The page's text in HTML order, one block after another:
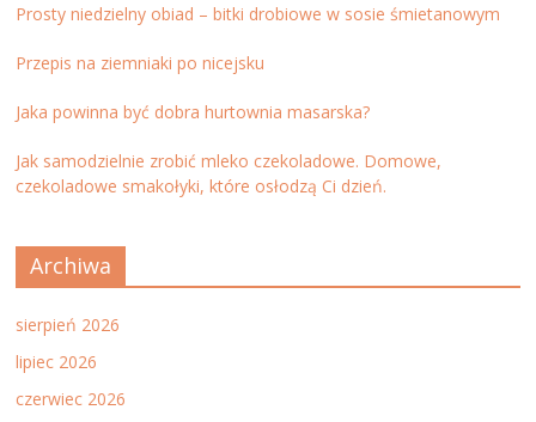
Prosty niedzielny obiad – bitki drobiowe w sosie śmietanowym
Przepis na ziemniaki po nicejsku
Jaka powinna być dobra hurtownia masarska?
Jak samodzielnie zrobić mleko czekoladowe. Domowe,
czekoladowe smakołyki, które osłodzą Ci dzień.
Archiwa
sierpień 2026
lipiec 2026
czerwiec 2026